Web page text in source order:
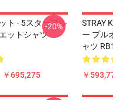
ト - 5スタープル
ットシャツ
￥695,275
-20%
STRAY
ー プル
ャツ
￥